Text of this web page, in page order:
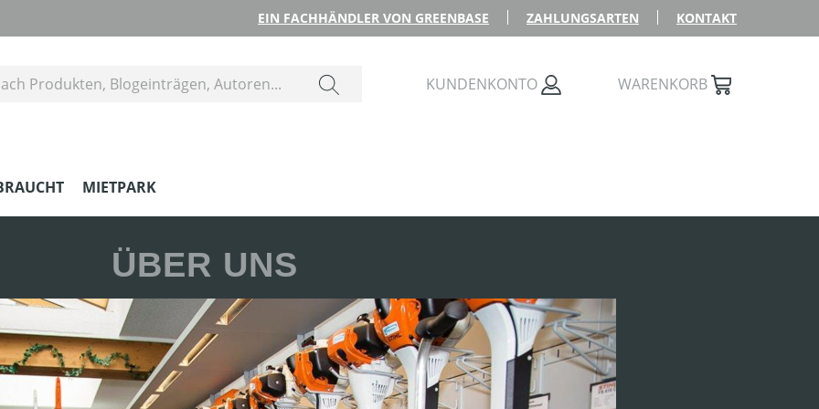
EIN FACHHÄNDLER VON GREENBASE ZAHLUNGSARTEN KONTAKT
KUNDENKONTO WARENKORB
MIETPARK
ÜBER UNS